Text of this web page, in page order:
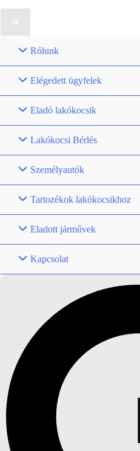
Rólunk
Elégedett ügyfelek
Eladó lakókocsik
Lakókocsi Bérlés
Személyautók
Tartozékok lakókocsikhoz
Eladott járművek
Kapcsolat